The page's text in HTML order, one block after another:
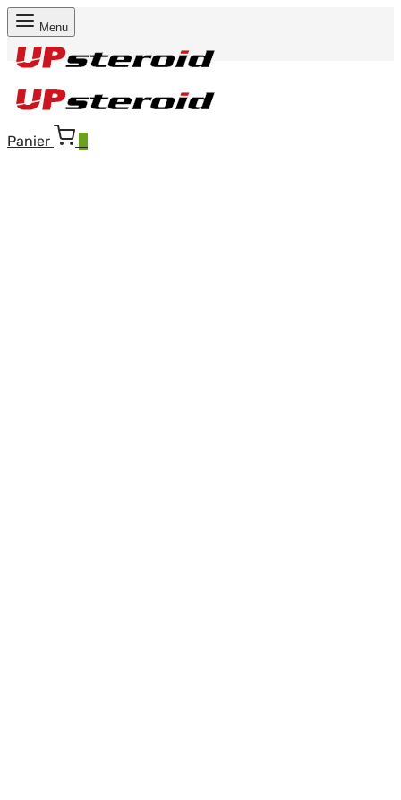
Menu
Panier